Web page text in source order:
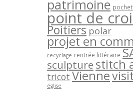
patrimoine
point de
Poitiers polar
projet en
recyclage rentrée littéraire
sculpture stitch
tricot Vienne
église